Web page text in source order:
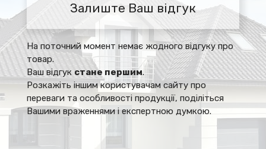
Залиште Ваш відгук
На поточний момент немає жодного відгуку про
товар.
Ваш відгук стане першим.
Розкажіть іншим користувачам сайту про
переваги та особливості продукції, поділіться
Вашими враженнями і експертною думкою.